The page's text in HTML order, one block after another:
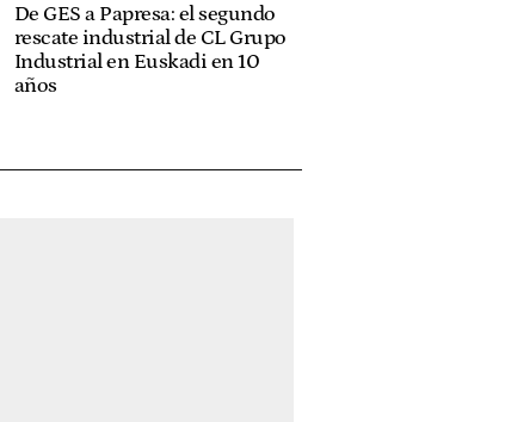
De GES a Papresa: el segundo
rescate industrial de CL Grupo
Industrial en Euskadi en 10
años